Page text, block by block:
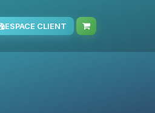
ESPACE CLIENT